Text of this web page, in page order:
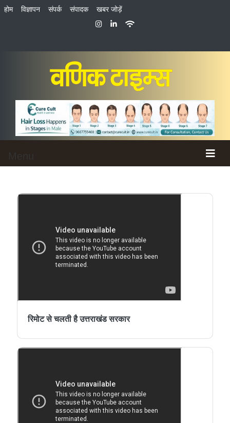
होम विज्ञापन संपर्क संपादक खबर जोड़ें
रिमोट से चलती है उत्तराखंड सरकार